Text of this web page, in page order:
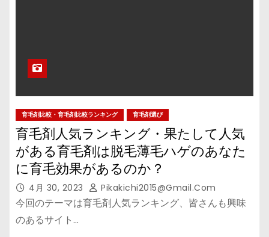
育毛剤比較・育毛剤比較ランキング 育毛剤選び
育毛剤人気ランキング・果たして人気
がある育毛剤は脱毛薄毛ハゲのあなた
に育毛効果があるのか？
4月 30, 2023 Pikakichi2015@gmail.com
今回のテーマは育毛剤人気ランキング、皆さんも興味
のあるサイト…